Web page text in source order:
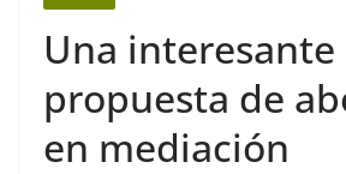
Una interesante
propuesta de
en mediación